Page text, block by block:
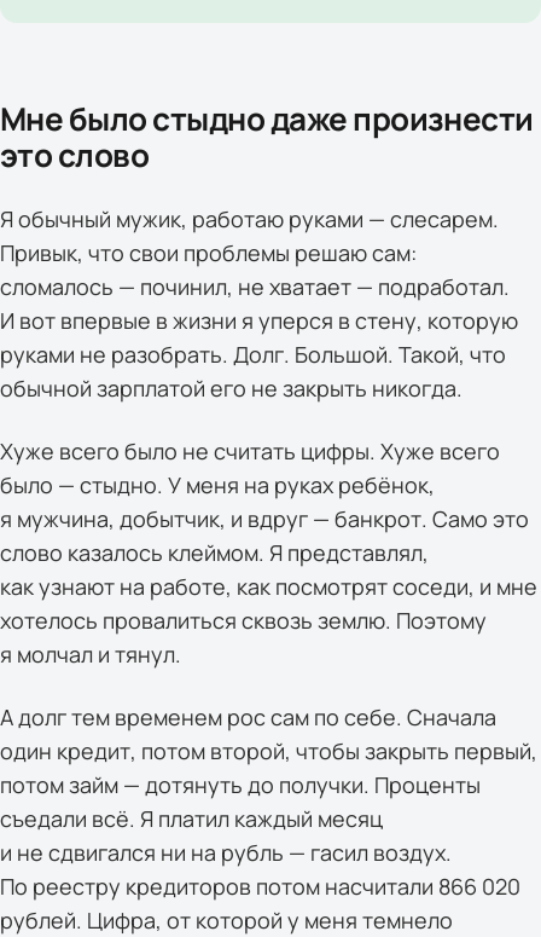
Мне было стыдно даже произнести
это слово
Я обычный мужик, работаю руками — слесарем.
Привык, что свои проблемы решаю сам:
сломалось — починил, не хватает — подработал.
И вот впервые в жизни я уперся в стену, которую
руками не разобрать. Долг. Большой. Такой, что
обычной зарплатой его не закрыть никогда.
Хуже всего было не считать цифры. Хуже всего
было — стыдно. У меня на руках ребёнок,
я мужчина, добытчик, и вдруг — банкрот. Само это
слово казалось клеймом. Я представлял,
как узнают на работе, как посмотрят соседи, и мне
хотелось провалиться сквозь землю. Поэтому
я молчал и тянул.
А долг тем временем рос сам по себе. Сначала
один кредит, потом второй, чтобы закрыть первый,
потом займ — дотянуть до получки. Проценты
съедали всё. Я платил каждый месяц
и не сдвигался ни на рубль — гасил воздух.
По реестру кредиторов потом насчитали 866 020
рублей. Цифра, от которой у меня темнело